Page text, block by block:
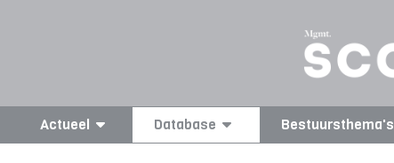
Actueel Database Bestuursthema's